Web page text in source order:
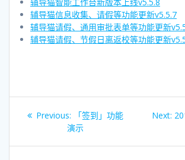
辅导猫信息收集、请假等功能更新v5.5.7
辅导猫请假、通用审批表单等功能更新
辅导猫请假、节假日离返校等功能更新
Previous:
Previous
post:
「签到」功能
演示
Next: